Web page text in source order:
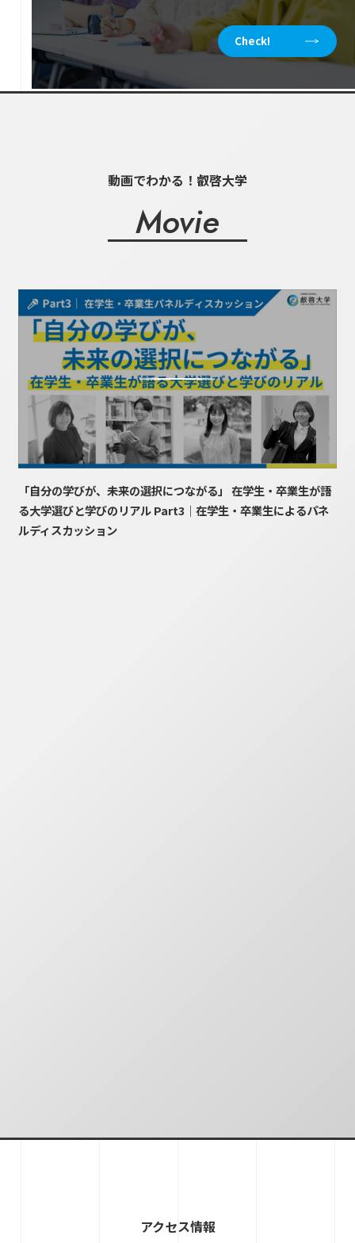
Check!
動画でわかる！叡啓大学
Movie
「自分の学びが、未来の選択につながる」 在学生・卒業生が語
る大学選びと学びのリアル Part3｜在学生・卒業生によるパネ
ルディスカッション
アクセス情報